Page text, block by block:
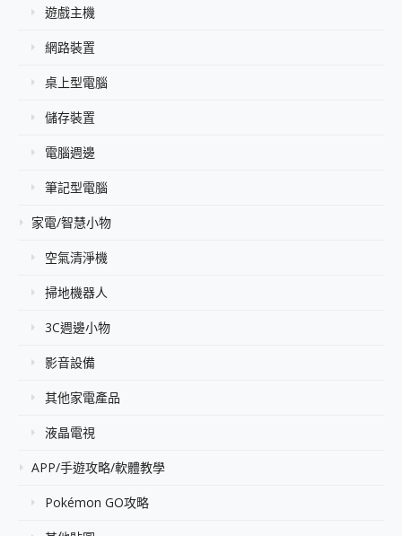
遊戲主機
網路裝置
桌上型電腦
儲存裝置
電腦週邊
筆記型電腦
家電/智慧小物
空氣清淨機
掃地機器人
3C週邊小物
影音設備
其他家電產品
液晶電視
APP/手遊攻略/軟體教學
Pokémon GO攻略